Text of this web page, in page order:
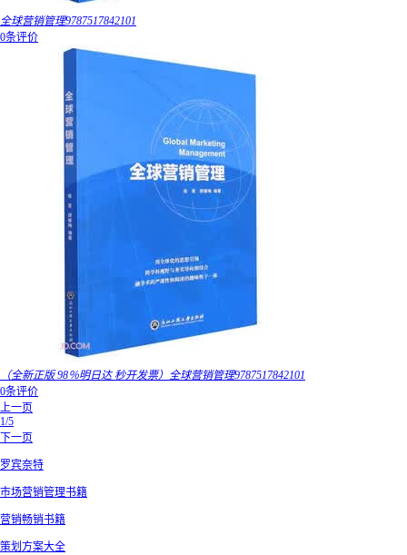
全球营销管理9787517842101
0条评价
（全新正版 98％明日达 秒开发票）全球营销管理9787517842101
0条评价
上一页
1/5
下一页
罗宾奈特
市场营销管理书籍
营销畅销书籍
策划方案大全